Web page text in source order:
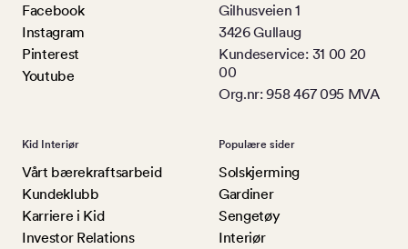
Facebook
Instagram
Pinterest
Youtube
Gilhusveien 1
3426 Gullaug
Kundeservice: 31 00 20
00
Org.nr: 958 467 095 MVA
Kid Interiør
Vårt bærekraftsarbeid
Kundeklubb
Karriere i Kid
Investor Relations
Populære sider
Solskjerming
Gardiner
Sengetøy
Interiør